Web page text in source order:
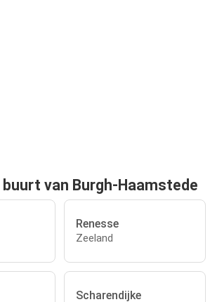
van Burgh-Haamstede
Renesse
Zeeland
Scharendijke